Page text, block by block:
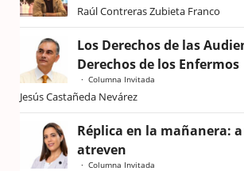
Raúl Contreras Zubieta Franco
Los Derechos de las
Derechos de los Enfermos
Columna Invitada
Jesús Castañeda Nevárez
Réplica en la mañanera:
atreven
Columna Invitada